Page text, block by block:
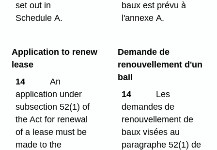
set out in
Schedule A.
baux est prévu à
l'annexe A.
Application to renew
lease
14
An
application under
subsection 52(1) of
the Act for renewal
of a lease must be
made to the
Demande de
renouvellement d'un
bail
14
Les
demandes de
renouvellement de
baux visées au
paragraphe 52(1) de